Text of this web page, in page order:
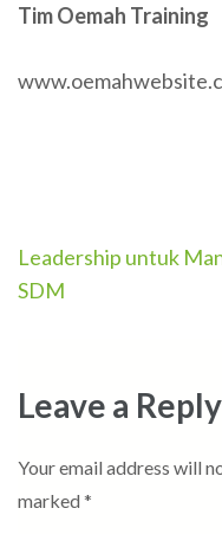
Tim Oemah Training
Post
navigation
Leadership untuk
SDM
Leave a Reply
Your email address will
marked *